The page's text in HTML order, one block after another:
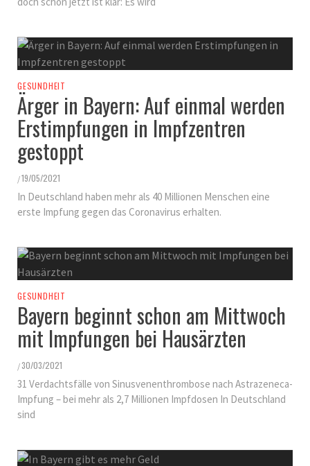
GESUNDHEIT
Ärger in Bayern: Auf einmal werden
Erstimpfungen in Impfzentren
gestoppt
/19/05/2021
In Deutschland haben mehr als 40 Millionen Menschen eine
erste Impfung gegen das Coronavirus erhalten.
GESUNDHEIT
Bayern beginnt schon am Mittwoch
mit Impfungen bei Hausärzten
/ 30/03/2021
31 Verdachtsfälle von Sinusvenenthrombose nach Astrazeneca-
Impfung – bei mehr als 2,7 Millionen Impfdosen In Deutschland
sind